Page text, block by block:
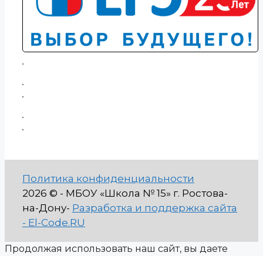
Политика конфиденциальности
2026 © - МБОУ «Школа № 15» г. Ростова-
на-Дону- Разработка и поддержка сайта
- El-Code.RU
Продолжая использовать наш сайт, вы даете